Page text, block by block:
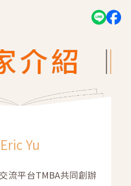
Yu
流平台TMBA共同創辦